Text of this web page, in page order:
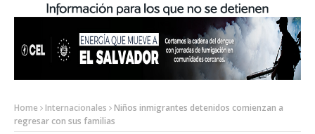
Home Internacionales
Niños inmigrantes detenidos comienzan a
regresar con sus familias